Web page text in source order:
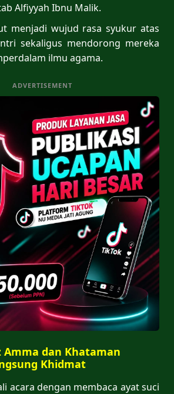
Alfiyyah Ibnu Malik.
menjadi wujud rasa syukur atas
sekaligus mendorong mereka
ilmu agama.
ADVERTISEMENT
Amma dan Khataman
Khidmat
acara dengan membaca ayat suci